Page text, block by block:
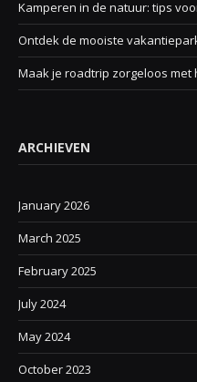
Kamperen in de natuur: tips
Ontdek de mooiste
Maak je roadtrip zorgeloos met
ARCHIEVEN
January 2026
March 2025
February 2025
July 2024
May 2024
October 2023